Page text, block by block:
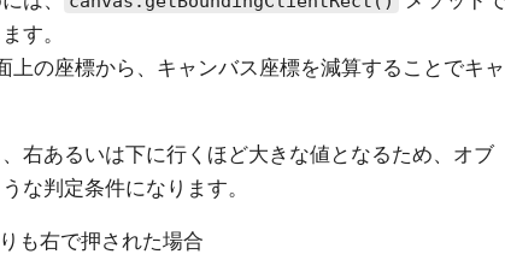
す。
上の座標から、キャンバス座標を減算することでキャ
右あるいは下に行くほど大きな値となるため、オブ
な判定条件になります。
も右で押された場合